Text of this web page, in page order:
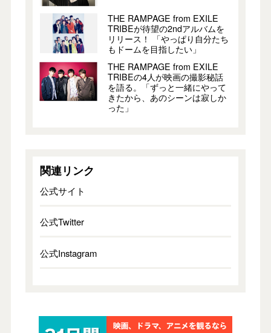
THE RAMPAGE from EXILE
TRIBEが待望の2ndアルバムを
リリース！ 「やっぱり自分たち
もドームを目指したい」
THE RAMPAGE from EXILE
TRIBEの4人が映画の撮影秘話
を語る。「ずっと一緒にやって
きたから、あのシーンは寂しか
った」
関連リンク
公式サイト
公式Twitter
公式Instagram